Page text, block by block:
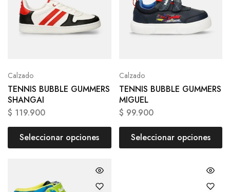
Calzado
TENNIS BUBBLE GUMMERS
SHANGAI
$ 119.900
Seleccionar opciones
Calzado
TENNIS BUBBLE GUMMERS
MIGUEL
$ 99.900
Seleccionar opciones